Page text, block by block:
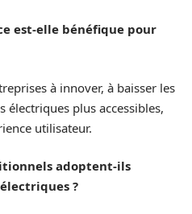
est-elle bénéfique pour
à innover, à baisser les
électriques plus accessibles,
utilisateur.
adoptent-ils
?